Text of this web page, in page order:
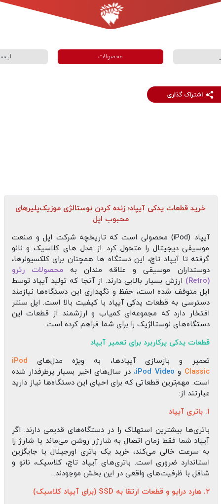
محصولات
خرید قطعات یدکی آیپاد؛ زنده کردن نوستالژی موزیک‌پلیرهای
محبوب اپل
آیپاد (iPod) محصولی است که تاریخچه شرکت اپل و صنعت
موسیقی دیجیتال را متحول کرد. از مدل‌ های کلاسیک و نانو
گرفته تا آیپاد تاچ، این دستگاه‌ ها همچنان برای کلکسیونرها،
دوستداران موسیقی و علاقه‌ مندان بهمحصولات رترو
(Retro)
ارزش بسیار بالایی دارند. از آنجا که تولید آیپاد توسط
اپل متوقف شده است، حفظ و نگهداری این دستگاه‌ها نیازمند
دسترسی به قطعات یدکی آیپاد با کیفیت بالا است. اپل سنتر
افتخار دارد که مجموعه‌ای کمیاب و ارزشمند از قطعات این
دستگاه‌های نوستالژیک را برای شما فراهم کرده است.
قطعات یدکی پرکاربرد برای تعمیر آیپاد
تعمیر و بازسازی آیپادها، به ویژه مدل‌های iPod
Classic وiPod Video،
در سال‌های اخیر بسیار پرطرفدار شده
است. مهم‌ترین قطعاتی که برای احیای این دستگاه‌ها نیاز دارید
عبارتند از:
۱. باتری آیپاد
باتری‌ها بیشترین استهلاک را در دستگاه‌های قدیمی دارند. اگر
آیپاد شما فقط زمان اتصال به شارژر روشن می‌ماند یا شارژ را
به سرعت خالی می‌کند، خرید یک باتری اورجینال یا جایگزین
استاندارد ضروری است. باتری‌های آیپاد تاچ، کلاسیک، نانو و
شافل با ظرفیت‌های واقعی در این بخش موجودند.
۲. هارد درایو و قطعات ارتقا به SSD (برای آیپاد کلاسیک)